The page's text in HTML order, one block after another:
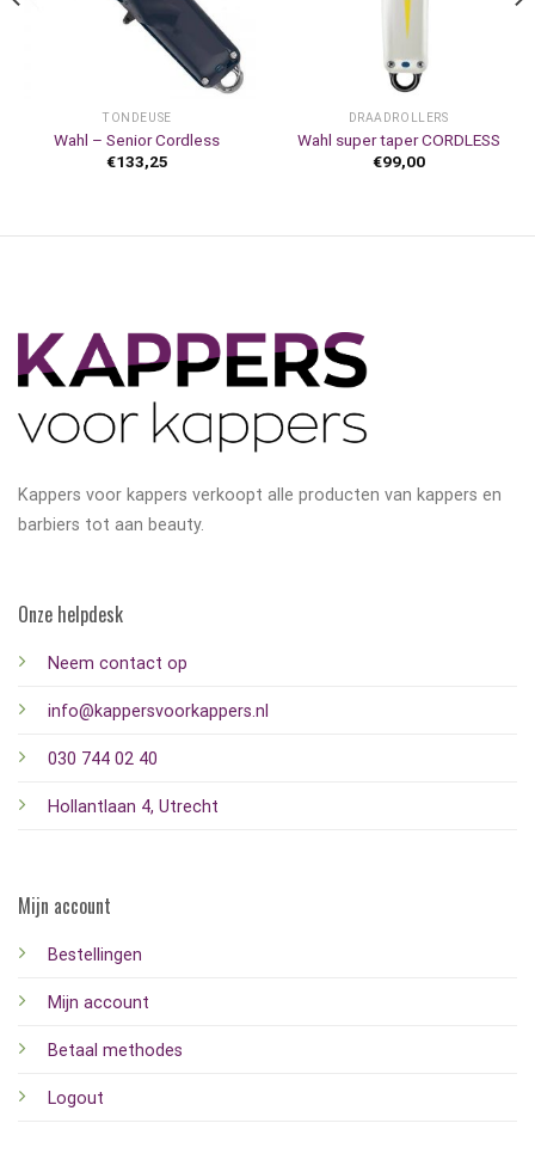
TONDEUSE
Wahl – Senior Cordless
€133,25
DRAADROLLERS
Wahl super taper CORDLESS
€99,00
Kappers voor kappers verkoopt alle producten van kappers en
barbiers tot aan beauty.
Onze helpdesk
Neem contact op
info@kappersvoorkappers.nl
030 744 02 40
Hollantlaan 4, Utrecht
Mijn account
Bestellingen
Mijn account
Betaal methodes
Logout